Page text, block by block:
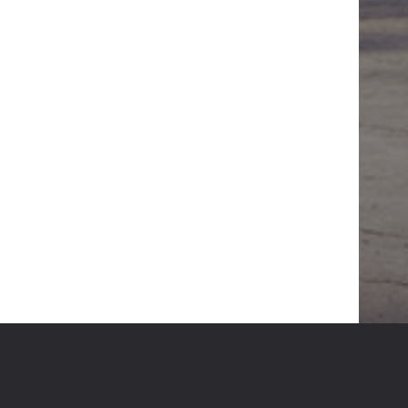
MITHATPAŞA MAH. KUBILAY CAD. DIŞ
KAPI NO:2/4 DAIRE:7 İSTANBUL EYÜPSULTAN /